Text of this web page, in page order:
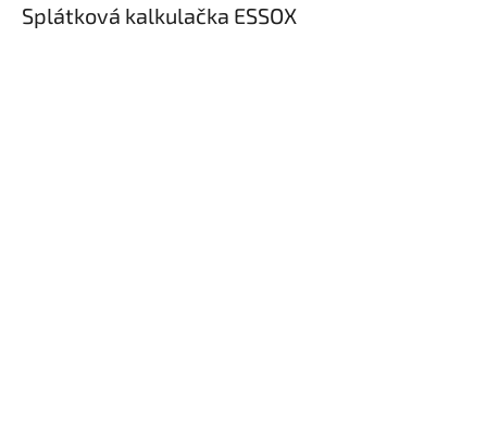
Splátková kalkulačka ESSOX